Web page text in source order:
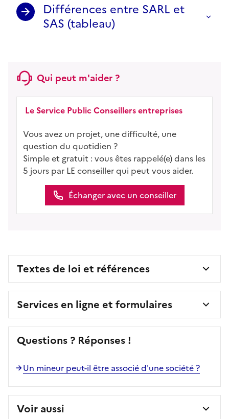
Différences entre SARL et
SAS (tableau)
Qui peut m'aider ?
Le Service Public Conseillers entreprises
Vous avez un projet, une difficulté, une
question du quotidien ?
Simple et gratuit : vous êtes rappelé(e) dans les
5 jours par LE conseiller qui peut vous aider.
Échanger avec un conseiller
Textes de loi et références
Services en ligne et formulaires
Questions ? Réponses !
Un mineur peut-il être associé d'une société ?
Voir aussi